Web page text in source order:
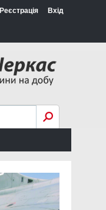
Реєстрація Вхід